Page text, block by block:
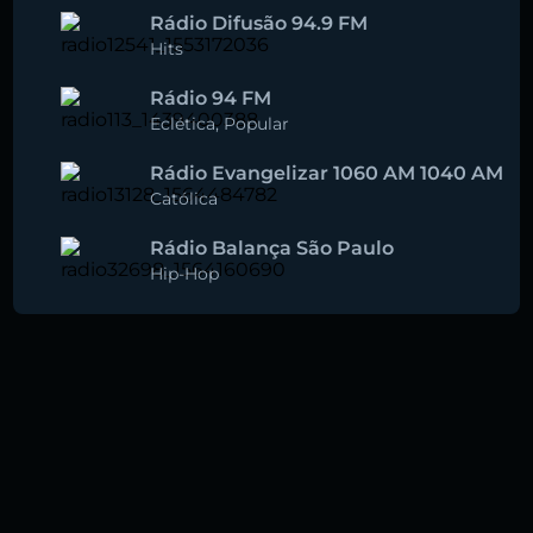
Rádio Difusão 94.9 FM
Hits
Rádio 94 FM
Eclética,Popular
Rádio Evangelizar 1060 AM 1040 AM
Católica
Rádio Balança São Paulo
Hip-Hop